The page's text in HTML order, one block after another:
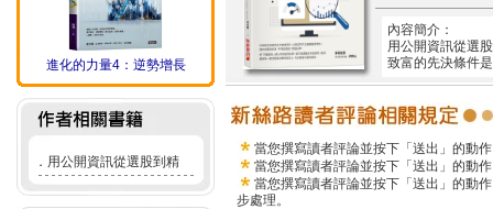
進化的力量4：逆勢增長
． 用公開資訊從選股到精
內容簡介：
用公開資訊從選
致富的先決條件
當您撰寫讀者評論並按下「送出」的動
當您撰寫讀者評論並按下「送出」的動
當您撰寫讀者評論並按下「送出」的動
步處理。